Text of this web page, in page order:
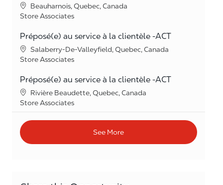
Location
Beauharnois, Quebec, Canada
Category
Store Associates
Préposé(e) au service à la clientèle -ACT
Location
Salaberry-De-Valleyfield, Quebec, Canada
Category
Store Associates
Préposé(e) au service à la clientèle -ACT
Location
Rivière Beaudette, Quebec, Canada
Category
Store Associates
See More